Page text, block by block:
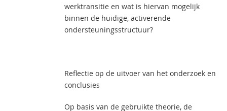
werktransitie en wat is hiervan mogelijk
binnen de huidige, activerende
ondersteuningsstructuur?
Reflectie op de uitvoer van het onderzoek en
conclusies
Op basis van de gebruikte theorie, de